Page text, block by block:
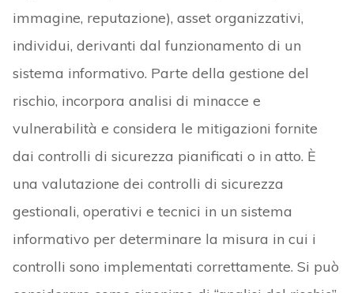
immagine, reputazione), asset organizzativi,
individui, derivanti dal funzionamento di un
sistema informativo. Parte della gestione del
rischio, incorpora analisi di minacce e
vulnerabilità e considera le mitigazioni fornite
dai controlli di sicurezza pianificati o in atto. È
una valutazione dei controlli di sicurezza
gestionali, operativi e tecnici in un sistema
informativo per determinare la misura in cui i
controlli sono implementati correttamente. Si può